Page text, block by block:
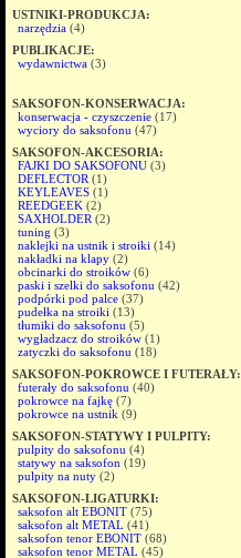
USTNIKI-PRODUKCJA:
narzędzia (4)
PUBLIKACJE:
wydawnictwa (3)
SAKSOFON-KONSERWACJA:
konserwacja - czyszczenie (17)
wyciory do saksofonu (47)
SAKSOFON-AKCESORIA:
FAJKI DO SAKSOFONU (3)
DEFLECTOR (1)
KEYLEAVES (1)
REEDGEEK (2)
SAXHOLDER (2)
tuning (3)
naklejki na ustnik i stroiki (14)
nakładki na klapy (2)
obcinarki do stroików (6)
paski i szelki do saksofonu (42)
podpórki pod palce (37)
pudełka na stroiki (13)
tłumiki do saksofonu (5)
wygładzacz do stroików (1)
zatyczki do saksofonu (18)
SAKSOFON-POKROWCE I FUTERAŁY:
futerały do saksofonu (40)
pokrowce na fajkę (7)
pokrowce na ustnik (9)
SAKSOFON-STATYWY I PULPITY:
pulpity do saksofonu (4)
statywy na saksofon (19)
pulpity na nuty (2)
SAKSOFON-LIGATURKI:
saksofon alt EBONIT (75)
saksofon alt METAL (41)
saksofon tenor EBONIT (68)
saksofon tenor METAL (45)